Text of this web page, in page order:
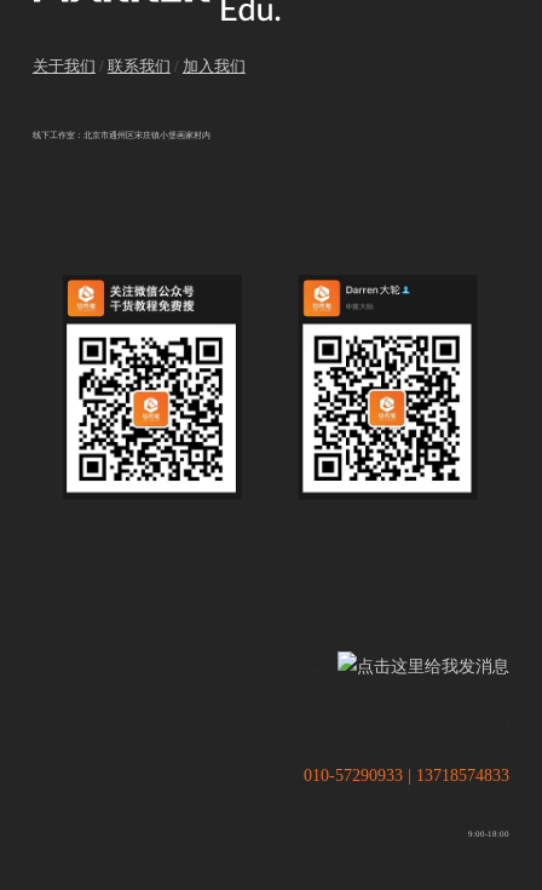
关于我们 / 联系我们 / 加入我们
线下工作室：北京市通州区宋庄镇小堡画家村内
010-57290933 | 13718574833
9:00-18:00